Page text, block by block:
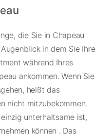
die Sie in Chapeau
in dem Sie Ihre
während Ihres
ankommen. Wenn Sie
heißt das
nicht mitzubekommen.
unterhaltsame ist,
können . Das